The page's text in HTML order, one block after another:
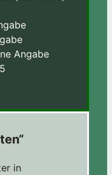
Angabe
in